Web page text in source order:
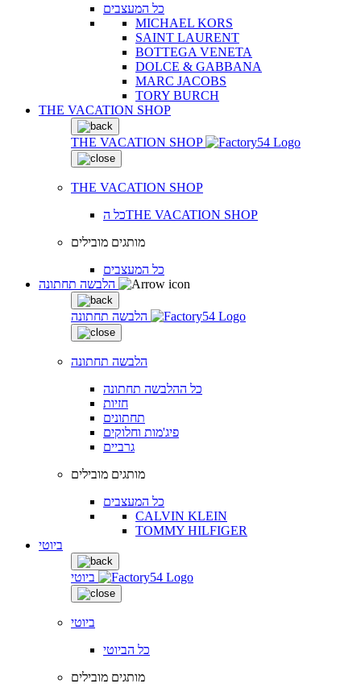
כל המעצבים
MICHAEL KORS
SAINT LAURENT
BOTTEGA VENETA
DOLCE & GABBANA
MARC JACOBS
TORY BURCH
THE VACATION SHOP
THE VACATION SHOP
THE VACATION SHOP
כל הTHE VACATION SHOP
מותגים מובילים
כל המעצבים
הלבשה תחתונה
הלבשה תחתונה
כל ההלבשה תחתונה
חזיות
תחתונים
פיג'מות וחלוקים
גרביים
מותגים מובילים
כל המעצבים
CALVIN KLEIN
TOMMY HILFIGER
ביוטי
ביוטי
ביוטי
כל הביוטי
מותגים מובילים